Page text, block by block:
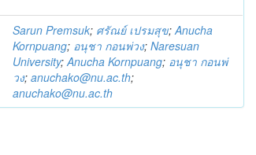
Sarun Premsuk; ศรัณย์ เปรมสุข;Anucha
Kornpuang; อนุชา กอนพ่วง;Naresuan
University;Anucha Kornpuang; อนุชา กอนพ่
วง;anuchako@nu.ac.th;
anuchako@nu.ac.th